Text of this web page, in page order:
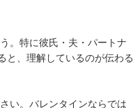
。特に彼氏・夫・パートナ
と、理解しているのが伝わる
い。バレンタインならでは